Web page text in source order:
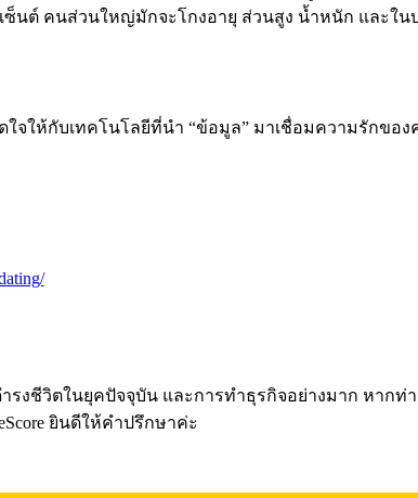
ซ็นต์ คนส่วนใหญ่มักจะโกงอายุ ส่วนสูง น้ำหนัก และใน
ใจให้กับเทคโนโลยีที่นำ “ข้อมูล” มาเชื่อมความรักของ
รงชีวิตในยุคปัจจุบัน และการทำธุรกิจอย่างมาก หาก
ยินดีให้คำปรึกษาค่ะ